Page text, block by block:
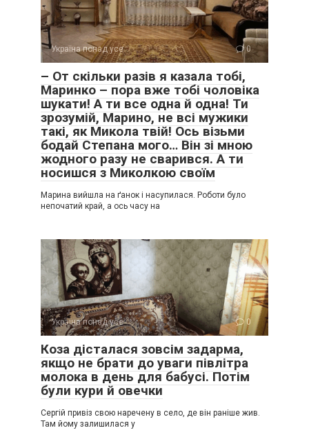
Україна понад усе 0
– От скільки разів я казала тобі,
Маринко – пора вже тобі чоловіка
шукати! А ти все одна й одна! Ти
зрозумій, Марино, не всі мужики
такі, як Микола твій! Ось візьми
бодай Степана мого… Він зі мною
жодного разу не сварився. А ти
носишся з Миколкою своїм
Марина вийшла на ґанок і насупилася. Роботи було
непочатий край, а ось часу на
Україна понад усе 0
Коза дісталася зовсім задарма,
якщо не брати до уваги півлітра
молока в день для бабусі. Потім
були кури й овечки
Сергій привіз свою наречену в село, де він раніше жив.
Там йому залишилася у